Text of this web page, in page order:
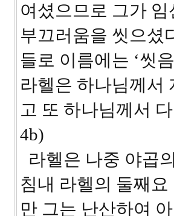
여셨으므로 그가
부끄러움을 씻으셨
들로 이름에는 ‘씻
라헬은 하나님께서
고 또 하나님께서
4b)
라헬은 나중 야곱
침내 라헬의 둘째
만 그는 난산하여